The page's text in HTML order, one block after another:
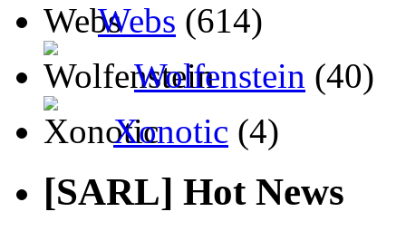
Webs (614)
Wolfenstein (40)
Xonotic (4)
[SARL] Hot News